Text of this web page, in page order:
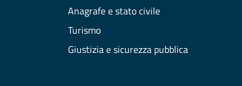
Anagrafe e stato civile
Turismo
Giustizia e sicurezza pubblica